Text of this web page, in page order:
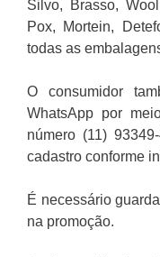
Silvo, Brasso,
Pox, Mortein,
todas as
O consumidor
WhatsApp por
número (11)
cadastro conforme
É necessário
na promoção.